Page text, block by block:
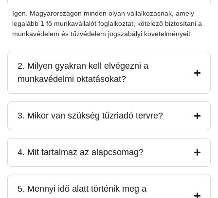
Igen. Magyarországon minden olyan vállalkozásnak, amely
legalább 1 fő munkavállalót foglalkoztat, kötelező biztosítani a
munkavédelem és tűzvédelem jogszabályi követelményeit.
2. Milyen gyakran kell elvégezni a
munkavédelmi oktatásokat?
3. Mikor van szükség tűzriadó tervre?
4. Mit tartalmaz az alapcsomag?
5. Mennyi idő alatt történik meg a